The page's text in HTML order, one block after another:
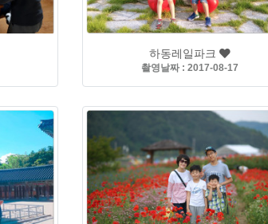
하동레일파크
촬영날짜 : 2017-08-17